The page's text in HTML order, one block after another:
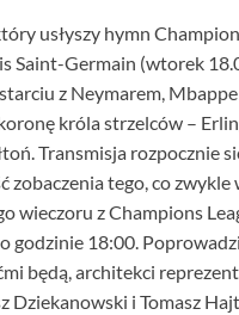
usłyszy hymn
Saint-Germain (wtorek
z Neymarem,
króla strzelców –
Transmisja rozpocznie
zobaczenia tego, co
wieczoru z Champions
godzinie 18:00.
będą, architekci
Dziekanowski i Tomasz